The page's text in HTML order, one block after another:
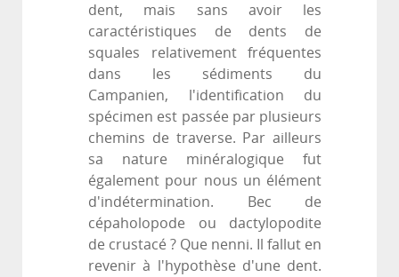
dent, mais sans avoir les
caractéristiques de dents de
squales relativement fréquentes
dans les sédiments du
Campanien, l'identification du
spécimen est passée par plusieurs
chemins de traverse. Par ailleurs
sa nature minéralogique fut
également pour nous un élément
d'indétermination. Bec de
cépaholopode ou dactylopodite
de crustacé ? Que nenni. Il fallut en
revenir à l'hypothèse d'une dent.